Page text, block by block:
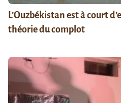
L’Ouzbékistan est à court
théorie du complot